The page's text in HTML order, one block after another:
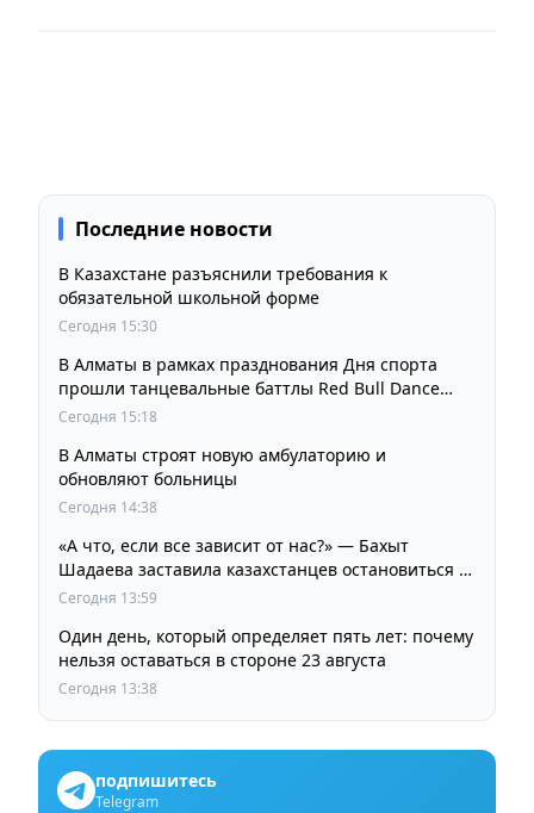
Последние новости
В Казахстане разъяснили требования к
обязательной школьной форме
Сегодня 15:30
В Алматы в рамках празднования Дня спорта
прошли танцевальные баттлы Red Bull Dance
Your Style
Сегодня 15:18
В Алматы строят новую амбулаторию и
обновляют больницы
Сегодня 14:38
«А что, если все зависит от нас?» — Бахыт
Шадаева заставила казахстанцев остановиться и
задуматься
Сегодня 13:59
Один день, который определяет пять лет: почему
нельзя оставаться в стороне 23 августа
Сегодня 13:38
подпишитесь
Telegram